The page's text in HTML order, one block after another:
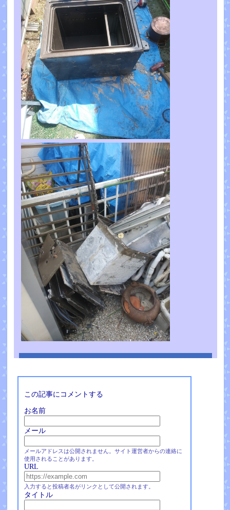
この記事にコメントする
お名前
メール
メールアドレスは公開されません。サイト運営者からの連絡に
使用されることがあります。
URL
入力すると投稿者名がリンクとして公開されます。
タイトル